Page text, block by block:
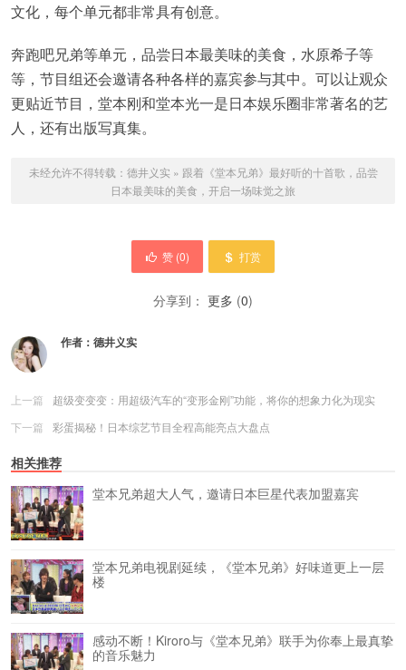
文化，每个单元都非常具有创意。
奔跑吧兄弟等单元，品尝日本最美味的美食，水原希子等
等，节目组还会邀请各种各样的嘉宾参与其中。可以让观众
更贴近节目，堂本刚和堂本光一是日本娱乐圈非常著名的艺
人，还有出版写真集。
未经允许不得转载： 德井义实 » 跟着《堂本兄弟》最好听的十首歌，品尝
日本最美味的美食，开启一场味觉之旅
赞 (0) 打赏
分享到： 更多 (0)
作者： 德井义实
上一篇
超级变变变：用超级汽车的“变形金刚”功能，将你的想象力化为现实
下一篇
彩蛋揭秘！日本综艺节目全程高能亮点大盘点
相关推荐
堂本兄弟超大人气，邀请日本巨星代表加盟嘉宾
堂本兄弟电视剧延续，《堂本兄弟》好味道更上一层
楼
感动不断！Kiroro与《堂本兄弟》联手为你奉上最真挚
的音乐魅力